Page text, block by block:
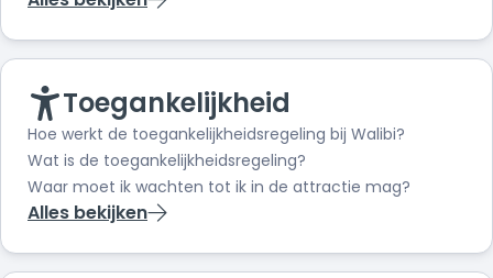
Toegankelijkheid
Hoe werkt de toegankelijkheidsregeling bij Walibi?
Wat is de toegankelijkheidsregeling?
Waar moet ik wachten tot ik in de attractie mag?
Alles bekijken